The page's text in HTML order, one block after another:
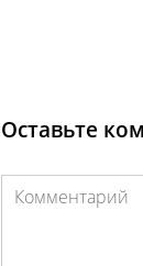
Оставьте